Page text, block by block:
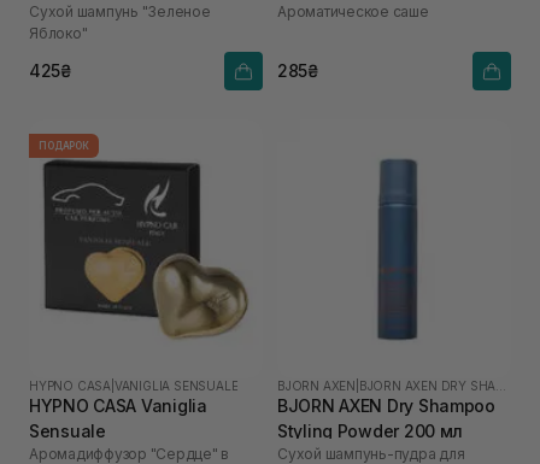
Сухой шампунь "Зеленое
Яблоко"
425₴
Ароматическое саше
285₴
ПОДАРОК
HYPNO CASA VANIGLIA SENSUALE
HYPNO CASA Vaniglia
Sensuale
Аромадиффузор "Сердце" в
BJORN AXEN
BJORN AXEN Dry Shampoo
Styling Powder 200 мл
Сухой шампунь-пудра для